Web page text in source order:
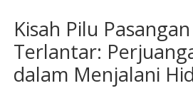
Kisah Pilu
Terlantar:
dalam Menjalani